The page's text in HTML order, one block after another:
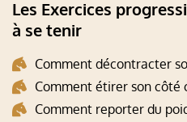
Les Exercices
à se tenir
Comment décontracter
Comment étirer son côté
Comment reporter du